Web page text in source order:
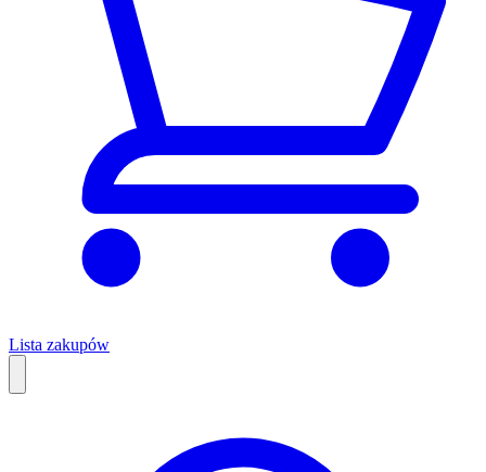
Lista zakupów